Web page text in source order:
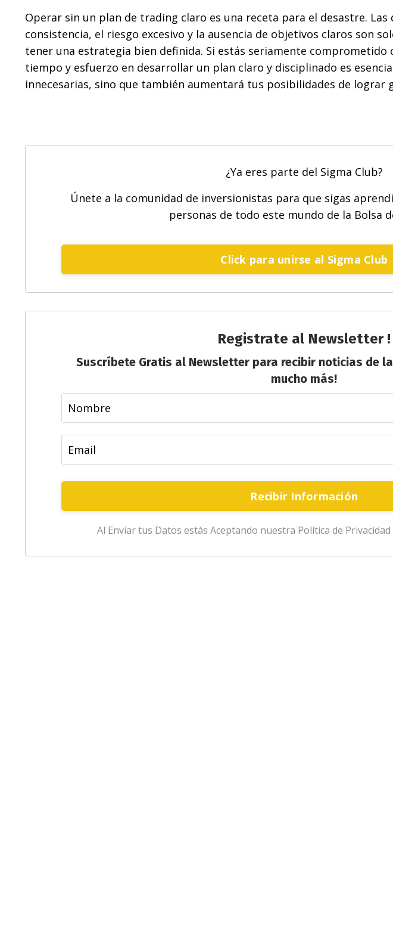
Operar sin un plan de trading claro es una receta para el desastre.
consistencia, el riesgo excesivo y la ausencia de objetivos claros son
tener una estrategia bien definida. Si estás seriamente
tiempo y esfuerzo en desarrollar un plan claro y disciplinado es
innecesarias, sino que también aumentará tus posibilidades de lograr
¿Ya eres parte del Sigma Club?
Únete a la comunidad de inversionistas para que sigas
personas de todo este mundo de la Bolsa
Click para unirse al Sigma Club
Registrate al Newsletter !
Suscríbete Gratis al Newsletter para recibir noticias de
mucho más!
Recibir Información
Al Enviar tus Datos estás Aceptando nuestra Política de